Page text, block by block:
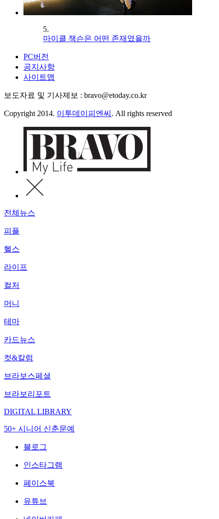
5.
마이클 잭슨은 어떤 존재였을까
PC버전
공지사항
사이트맵
보도자료 및 기사제보 : bravo@etoday.co.kr
Copyright 2014. 이투데이피엔씨 . All rights reserved
전체뉴스
피플
헬스
라이프
컬처
머니
테마
카드뉴스
컷&칼럼
브라보스페셜
브라보리포트
DIGITAL LIBRARY
50+ 시니어 신춘문예
블로그
인스타그램
페이스북
유튜브